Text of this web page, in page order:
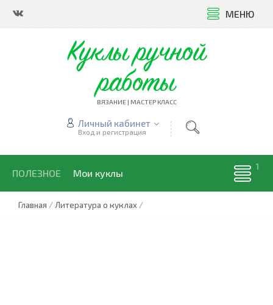
МЕНЮ
Куклы ручной
работы
ВЯЗАНИЕ | МАСТЕР КЛАСС
Личный кабинет
Вход и регистрация
ПОЛЕЗНОЕ Мои куклы
Главная / Литература о куклах /